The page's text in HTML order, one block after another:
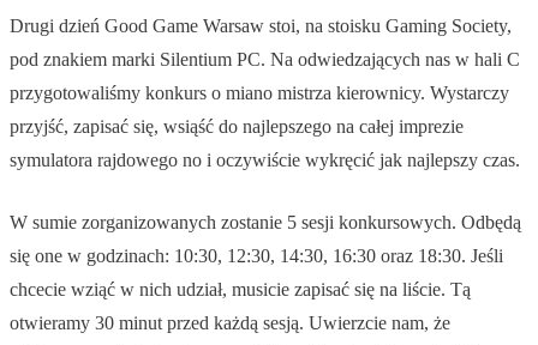
Drugi dzień Good Game Warsaw stoi, na stoisku Gaming Society,
pod znakiem marki Silentium PC. Na odwiedzających nas w hali C
przygotowaliśmy konkurs o miano mistrza kierownicy. Wystarczy
przyjść, zapisać się, wsiąść do najlepszego na całej imprezie
symulatora rajdowego no i oczywiście wykręcić jak najlepszy czas.
W sumie zorganizowanych zostanie 5 sesji konkursowych. Odbędą
się one w godzinach: 10:30, 12:30, 14:30, 16:30 oraz 18:30. Jeśli
chcecie wziąć w nich udział, musicie zapisać się na liście. Tą
otwieramy 30 minut przed każdą sesją. Uwierzcie nam, że